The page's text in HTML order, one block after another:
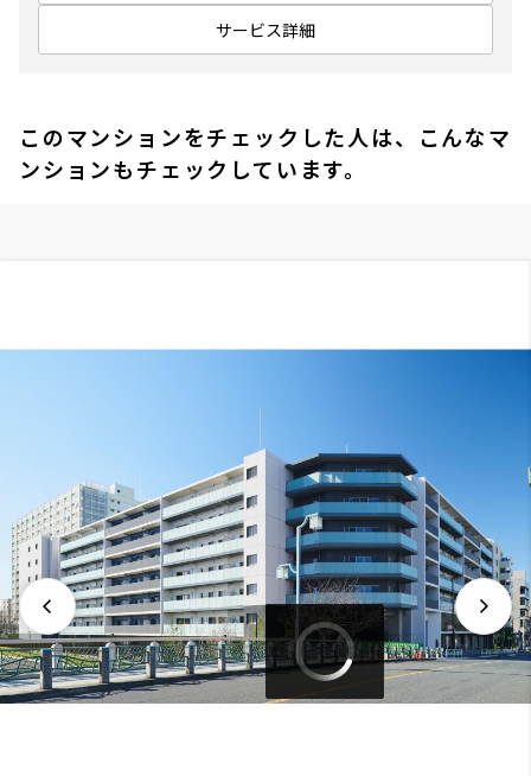
サービス詳細
このマンションをチェックした人は、こんなマ
ンションもチェックしています。